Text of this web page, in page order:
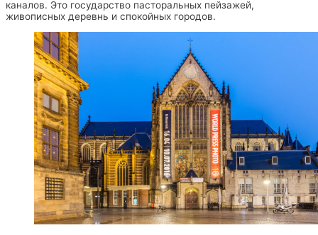
каналов. Это государство пасторальных пейзажей,
живописных деревнь и спокойных городов.